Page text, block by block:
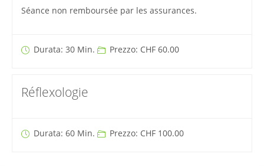
Séance non remboursée par les assurances.
Durata: 30 Min. Prezzo: CHF 60.00
Réflexologie
Durata: 60 Min. Prezzo: CHF 100.00